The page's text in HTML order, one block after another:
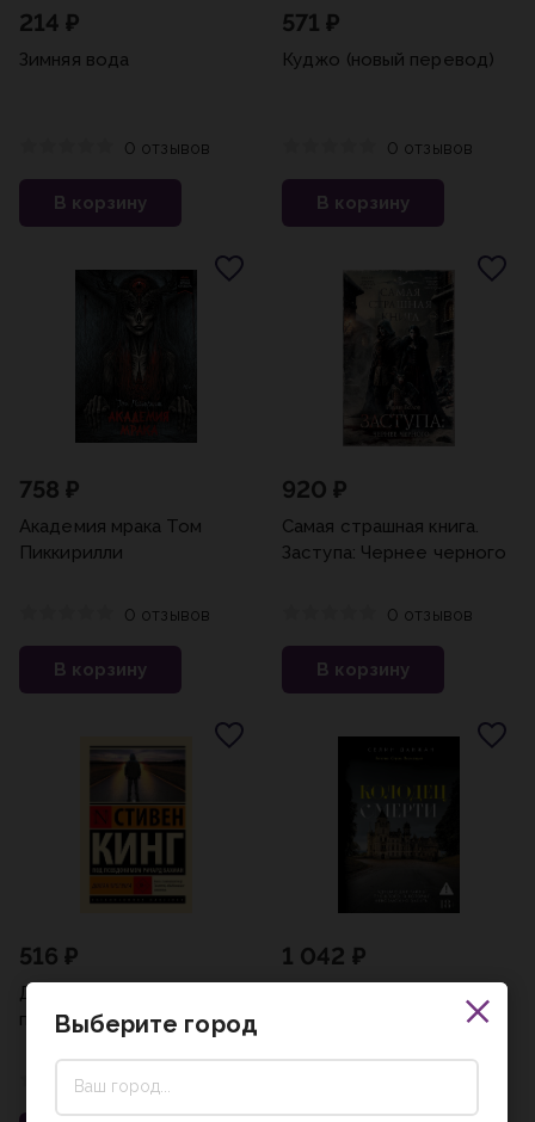
214 ₽
Зимняя вода
0 отзывов
В корзину
571 ₽
Куджо (новый перевод)
0 отзывов
В корзину
758 ₽
Академия мрака Том
Пиккирилли
0 отзывов
В корзину
920 ₽
Самая страшная книга.
Заступа: Чернее черного
0 отзывов
В корзину
516 ₽
Долгая Прогулка (новый
перевод)
0 отзывов
1 042 ₽
Выберите город